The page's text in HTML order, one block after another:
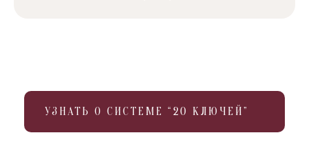
УЗНАТЬ О СИСТЕМЕ “20 КЛЮЧЕЙ”